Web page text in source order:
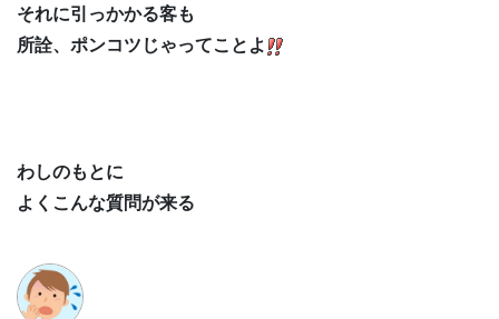
それに引っかかる客も
所詮、ポンコツじゃってことよ
わしのもとに
よくこんな質問が来る